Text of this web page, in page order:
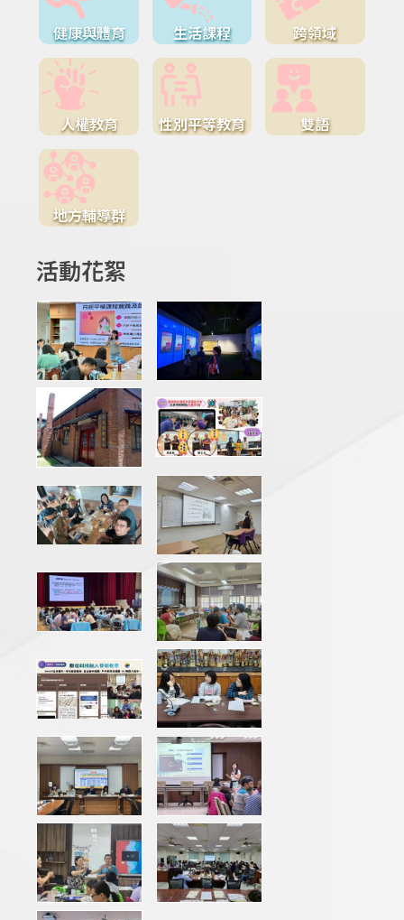
健康與體育 生活課程 跨領域
人權教育 性別平等教育 雙語
地方輔導群
活動花絮